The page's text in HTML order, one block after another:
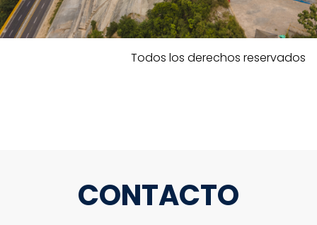
Todos los derechos reservados
CONTACTO